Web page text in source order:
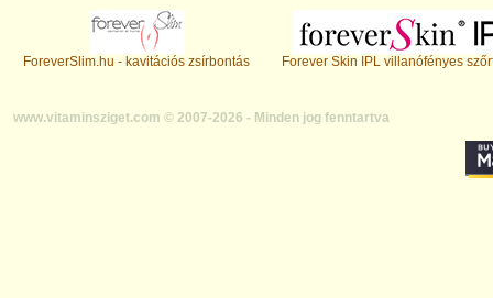
ForeverSlim.hu - kavitációs zsírbontás Forever Skin IPL villanófényes
www.vitaminsziget.com © 2007-2026 - Minden jog fenntartva